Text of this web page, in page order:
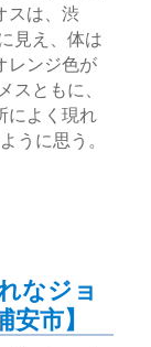
スは、渋
見え、体は
レンジ色が
スともに、
によく現れ
うに思う。
瀬沿い緑道】”
なジョ
市】